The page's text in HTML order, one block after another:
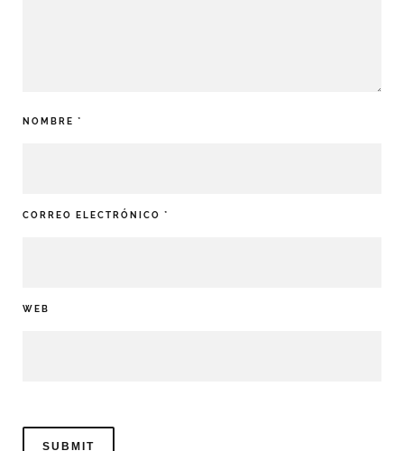
NOMBRE *
CORREO ELECTRÓNICO *
WEB